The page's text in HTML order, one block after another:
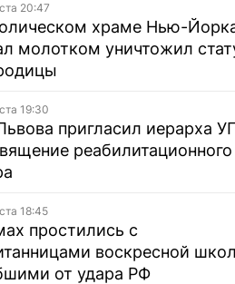
20:47
храме Нью-
молотком уничтожил
19:30
пригласил иерарха
реабилитационного
18:45
простились с
воскресной
от удара РФ